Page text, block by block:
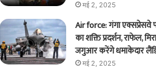
मई 2, 2025
Air force: गंगा एक्सप्रेसवे
का शक्ति प्रदर्शन, राफेल,
जगुआर करेंगे धमाकेदार
मई 2, 2025